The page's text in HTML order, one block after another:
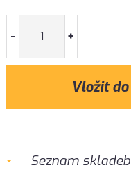
- +
Seznam skladeb